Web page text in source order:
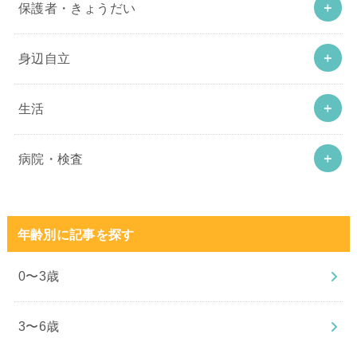
保護者・きょうだい
身辺自立
生活
病院・検査
年齢別に記事を探す
0〜3歳
3〜6歳